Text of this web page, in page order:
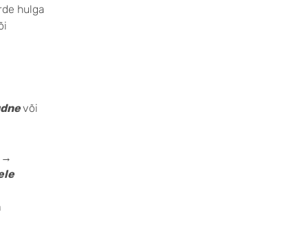
hulga
või
→